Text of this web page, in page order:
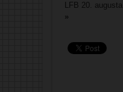
LFB 20.
»